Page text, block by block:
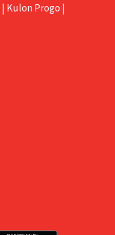
| Kulon Progo |